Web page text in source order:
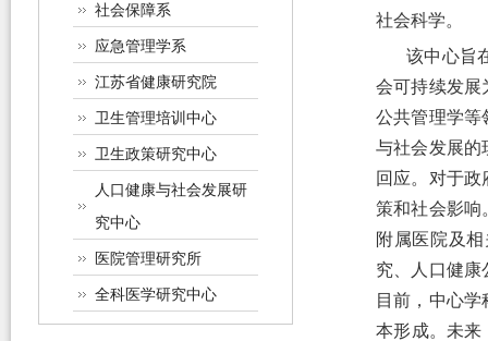
社会保障系
应急管理学系
江苏省健康研究院
卫生管理培训中心
卫生政策研究中心
人口健康与社会发展研
究中心
医院管理研究所
全科医学研究中心
社会科学。
该中心旨
会可持续发展
公共管理学等
与社会发展的
回应。对于
策和社会影响
附属医院及
究、人口健康
目前，中心
本形成。未来